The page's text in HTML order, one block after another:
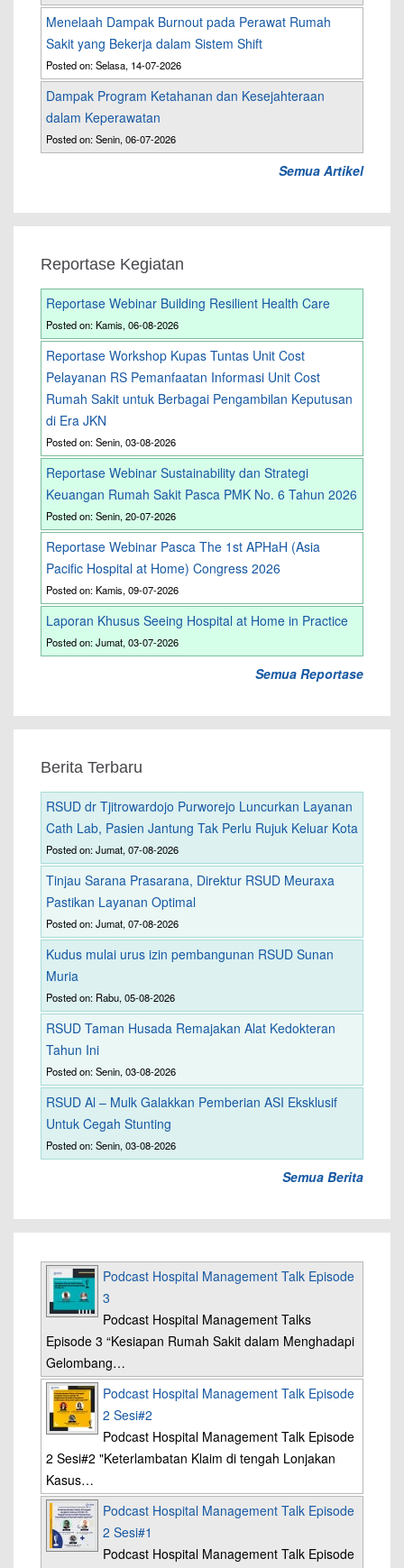
Menelaah Dampak Burnout pada Perawat Rumah
Sakit yang Bekerja dalam Sistem Shift
Posted on: Selasa, 14-07-2026
Dampak Program Ketahanan dan Kesejahteraan
dalam Keperawatan
Posted on: Senin, 06-07-2026
Semua Artikel
Reportase Kegiatan
Reportase Webinar Building Resilient Health Care
Posted on: Kamis, 06-08-2026
Reportase Workshop Kupas Tuntas Unit Cost
Pelayanan RS Pemanfaatan Informasi Unit Cost
Rumah Sakit untuk Berbagai Pengambilan Keputusan
di Era JKN
Posted on: Senin, 03-08-2026
Reportase Webinar Sustainability dan Strategi
Keuangan Rumah Sakit Pasca PMK No. 6 Tahun 2026
Posted on: Senin, 20-07-2026
Reportase Webinar Pasca The 1st APHaH (Asia
Pacific Hospital at Home) Congress 2026
Posted on: Kamis, 09-07-2026
Laporan Khusus Seeing Hospital at Home in Practice
Posted on: Jumat, 03-07-2026
Semua Reportase
Berita Terbaru
RSUD dr Tjitrowardojo Purworejo Luncurkan Layanan
Cath Lab, Pasien Jantung Tak Perlu Rujuk Keluar Kota
Posted on: Jumat, 07-08-2026
Tinjau Sarana Prasarana, Direktur RSUD Meuraxa
Pastikan Layanan Optimal
Posted on: Jumat, 07-08-2026
Kudus mulai urus izin pembangunan RSUD Sunan
Muria
Posted on: Rabu, 05-08-2026
RSUD Taman Husada Remajakan Alat Kedokteran
Tahun Ini
Posted on: Senin, 03-08-2026
RSUD Al – Mulk Galakkan Pemberian ASI Eksklusif
Untuk Cegah Stunting
Posted on: Senin, 03-08-2026
Semua Berita
Podcast Hospital Management Talk Episode
3
Podcast Hospital Management Talks
Episode 3 “Kesiapan Rumah Sakit dalam Menghadapi
Gelombang…
Podcast Hospital Management Talk Episode
2 Sesi#2
Podcast Hospital Management Talk Episode
2 Sesi#2 "Keterlambatan Klaim di tengah Lonjakan
Kasus…
Podcast Hospital Management Talk Episode
2 Sesi#1
Podcast Hospital Management Talk Episode